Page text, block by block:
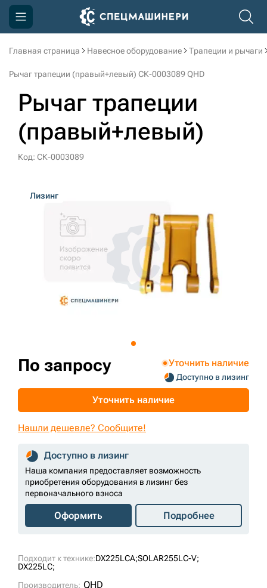
Главная страница Навесное оборудование Трапеции и рычаги
Рычаг трапеции (правый+левый) СК-0003089 QHD
Рычаг трапеции
(правый+левый)
Код: СК-0003089
Лизинг
Подходит к технике:DX225LCA;SOLAR255LC-V;
DX225LC;
Производитель: QHD
По запросу Уточнить наличие
Доступно в лизинг
Уточнить наличие
Нашли дешевле? Сообщите!
Доступно в лизинг
Наша компания предоставляет возможность
приобретения оборудования в лизинг без
первоначального взноса
Оформить Подробнее
Компания
Доставка и оплата
Информация
Контакты
sksale@skdst.ru
+7 (499) 394-50-93